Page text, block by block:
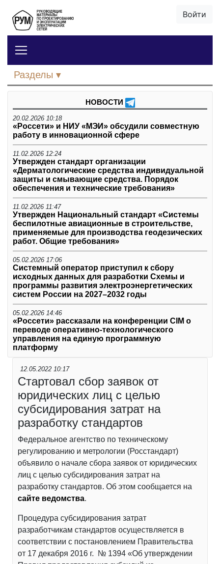
Войти
Разделы
НОВОСТИ
20.02.2026 10:18
«Россети» и НИУ «МЭИ» обсудили совместную
работу в инновационной сфере
11.02.2026 12:24
Утвержден стандарт организации
«Дерматологические средства индивидуальной
защиты и смывающие средства. Порядок
обеспечения и технические требования»
11.02.2026 11:47
Утвержден Национальный стандарт «Системы
беспилотные авиационные в строительстве,
применяемые для производства геодезических
работ. Общие требования»
05.02.2026 17:06
Системный оператор приступил к сбору
исходных данных для разработки Схемы и
программы развития электроэнергетических
систем России на 2027–2032 годы
05.02.2026 14:46
«Россети» рассказали на конференции CIM о
переводе оперативно-технологического
управления на единую программную
платформу
12.05.2022 10:17
Стартовал сбор заявок от
юридических лиц с целью
субсидирования затрат на
разработку стандартов
Федеральное агентство по техническому
регулированию и метрологии (Росстандарт)
объявило о начале сбора заявок от юридических
лиц с целью субсидирования затрат на
разработку стандартов. Об этом сообщается на
сайте ведомства.
Процедура субсидирования затрат
разработчикам стандартов осуществляется в
соответствии с постановлением Правительства
от 17 декабря 2016 г. № 1394 «Об утверждении